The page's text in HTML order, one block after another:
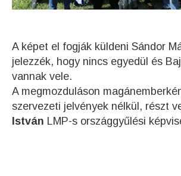
A képet el fogják küldeni Sándor
jelezzék, hogy nincs egyedül és
vannak vele.
A megmozduláson
szervezeti jelvények nélkül, részt
István LMP-s országgyűlési